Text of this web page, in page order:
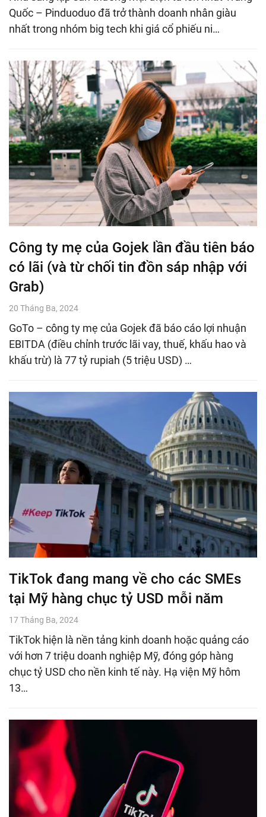
Quốc – Pinduoduo đã trở thành doanh nhân giàu
nhất trong nhóm big tech khi giá cổ phiếu ni…
Công ty mẹ của Gojek lần đầu tiên báo
có lãi (và từ chối tin đồn sáp nhập với
Grab)
20 Tháng Ba, 2024
GoTo – công ty mẹ của Gojek đã báo cáo lợi nhuận
EBITDA (điều chỉnh trước lãi vay, thuế, khấu hao và
khấu trừ) là 77 tỷ rupiah (5 triệu USD) …
TikTok đang mang về cho các SMEs
tại Mỹ hàng chục tỷ USD mỗi năm
17 Tháng Ba, 2024
TikTok hiện là nền tảng kinh doanh hoặc quảng cáo
với hơn 7 triệu doanh nghiệp Mỹ, đóng góp hàng
chục tỷ USD cho nền kinh tế này. Hạ viện Mỹ hôm
13…